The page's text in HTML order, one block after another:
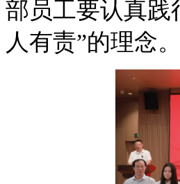
部员工要认真践
人有责”的理念。